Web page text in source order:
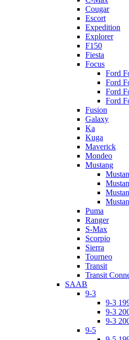
Cougar
Escort
Expedition
Explorer
F150
Fiesta
Focus
Ford
Ford
Ford
Ford
Fusion
Galaxy
Ka
Kuga
Maverick
Mondeo
Mustang
Puma
Ranger
S-Max
Scorpio
Sierra
Tourneo
Transit
Transit
SAAB
9-3
9-3
9-3
9-3
9-5